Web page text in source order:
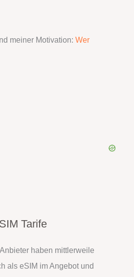
meiner Motivation: Wer
Tarife
haben mittlerweile
als eSIM im Angebot und